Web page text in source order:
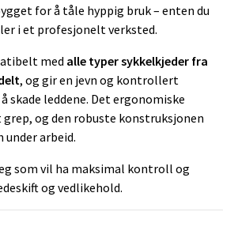
for å tåle hyppig bruk – enten du
i et profesjonelt verksted.
med alle typer sykkelkjeder fra
, og gir en jevn og kontrollert
skade leddene. Det ergonomiske
og den robuste konstruksjonen
under arbeid.
som vil ha maksimal kontroll og
og vedlikehold.